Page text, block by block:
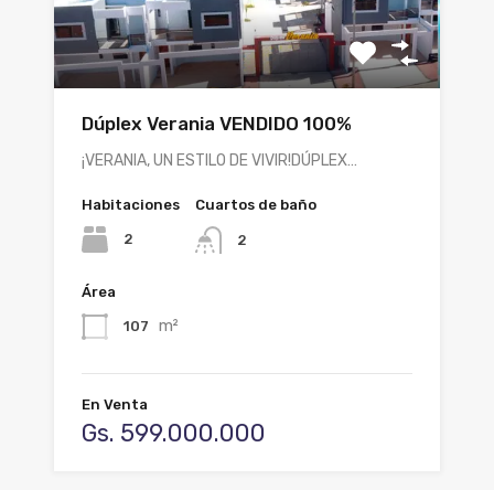
Dúplex Verania VENDIDO 100%
¡VERANIA, UN ESTILO DE VIVIR!DÚPLEX…
Habitaciones
2
Cuartos de baño
2
Área
107 m²
En Venta
Gs. 599.000.000